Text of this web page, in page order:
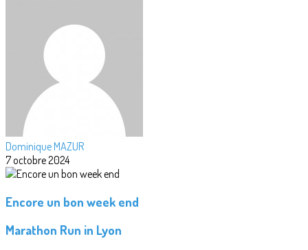
Dominique MAZUR
7 octobre 2024
Encore un bon week end
Marathon Run in Lyon